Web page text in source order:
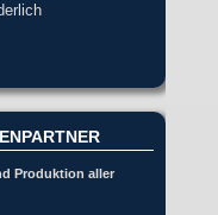
Produktion aller